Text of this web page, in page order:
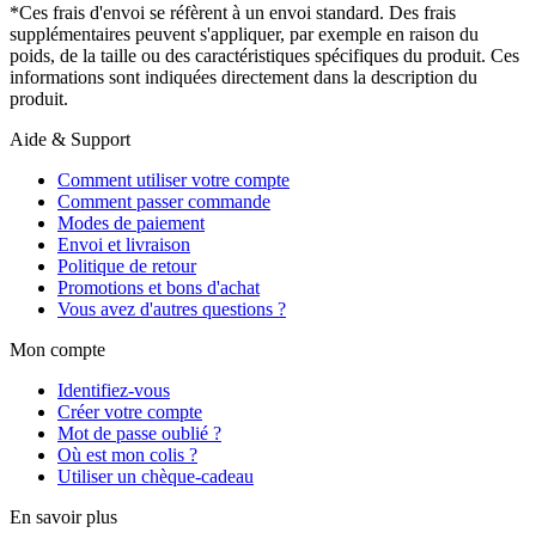
*Ces frais d'envoi se réfèrent à un envoi standard. Des frais
supplémentaires peuvent s'appliquer, par exemple en raison du
poids, de la taille ou des caractéristiques spécifiques du produit. Ces
informations sont indiquées directement dans la description du
produit.
Aide & Support
Comment utiliser votre compte
Comment passer commande
Modes de paiement
Envoi et livraison
Politique de retour
Promotions et bons d'achat
Vous avez d'autres questions ?
Mon compte
Identifiez-vous
Créer votre compte
Mot de passe oublié ?
Où est mon colis ?
Utiliser un chèque-cadeau
En savoir plus